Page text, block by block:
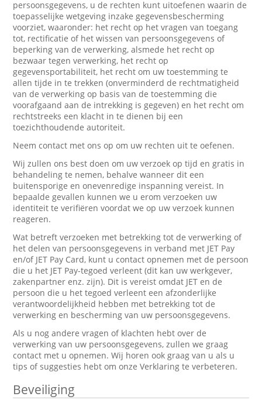
persoonsgegevens, u de rechten kunt uitoefenen waarin de
toepasselijke wetgeving inzake gegevensbescherming
voorziet, waaronder: het recht op het vragen van toegang
tot, rectificatie of het wissen van persoonsgegevens of
beperking van de verwerking, alsmede het recht op
bezwaar tegen verwerking, het recht op
gegevensportabiliteit, het recht om uw toestemming te
allen tijde in te trekken (onverminderd de rechtmatigheid
van de verwerking op basis van de toestemming die
voorafgaand aan de intrekking is gegeven) en het recht om
rechtstreeks een klacht in te dienen bij een
toezichthoudende autoriteit.
Neem contact met ons op om uw rechten uit te oefenen.
Wij zullen ons best doen om uw verzoek op tijd en gratis in
behandeling te nemen, behalve wanneer dit een
buitensporige en onevenredige inspanning vereist. In
bepaalde gevallen kunnen we u erom verzoeken uw
identiteit te verifiëren voordat we op uw verzoek kunnen
reageren.
Wat betreft verzoeken met betrekking tot de verwerking of
het delen van persoonsgegevens in verband met JET Pay
en/of JET Pay Card, kunt u contact opnemen met de persoon
die u het JET Pay-tegoed verleent (dit kan uw werkgever,
zakenpartner enz. zijn). Dit is vereist omdat JET en de
persoon die u het tegoed verleent een afzonderlijke
verantwoordelijkheid hebben met betrekking tot de
verwerking en bescherming van uw persoonsgegevens.
Als u nog andere vragen of klachten hebt over de
verwerking van uw persoonsgegevens, zullen we graag
contact met u opnemen. Wij horen ook graag van u als u
tips of suggesties hebt om onze Verklaring te verbeteren.
Beveiliging